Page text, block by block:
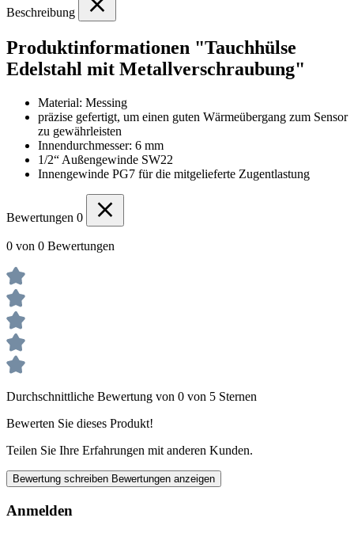
Beschreibung
Produktinformationen "Tauchhülse
Edelstahl mit Metallverschraubung"
Material: Messing
präzise gefertigt, um einen guten Wärmeübergang zum Sensor
zu gewährleisten
Innendurchmesser: 6 mm
1/2“ Außengewinde SW22
Innengewinde PG7 für die mitgelieferte Zugentlastung
Bewertungen 0
0 von 0 Bewertungen
Durchschnittliche Bewertung von 0 von 5 Sternen
Bewerten Sie dieses Produkt!
Teilen Sie Ihre Erfahrungen mit anderen Kunden.
Bewertung schreiben Bewertungen anzeigen
Anmelden